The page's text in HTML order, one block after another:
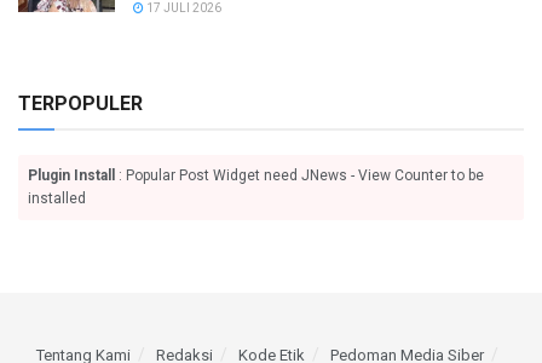
17 JULI 2026
TERPOPULER
Plugin Install
: Popular Post Widget need JNews - View Counter to be
installed
Tentang Kami Redaksi Kode Etik Pedoman Media Siber